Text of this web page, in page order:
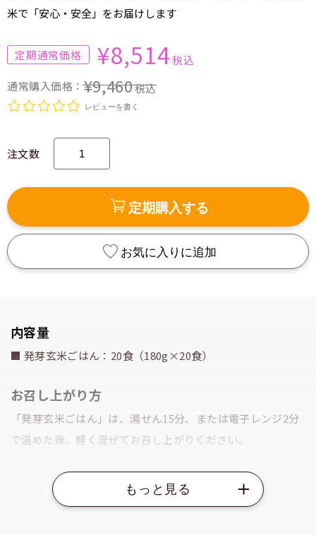
米で「安心・安全」をお届けします
¥8,514税込
¥9,460税込
レビューを書く
注文数
定期購入する
お気に入りに追加
内容量
■ 発芽玄米ごはん：20食（180g×20食）
お召し上がり方
「発芽玄米ごはん」は、湯せん15分、または電子レンジ2分
で温めた後、軽く混ぜてお召し上がりください。